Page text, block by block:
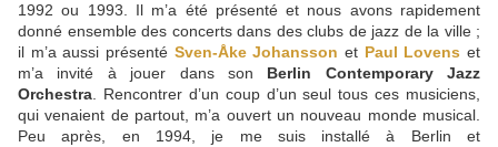
1992 ou 1993. Il m’a été présenté et nous avons rapidement
donné ensemble des concerts dans des clubs de jazz de la ville ;
il m’a aussi présenté Sven-Åke Johansson et Paul Lovens et
m’a invité à jouer dans son Berlin Contemporary Jazz
Orchestra . Rencontrer d’un coup d’un seul tous ces musiciens,
qui venaient de partout, m’a ouvert un nouveau monde musical.
Peu après, en 1994, je me suis installé à Berlin et